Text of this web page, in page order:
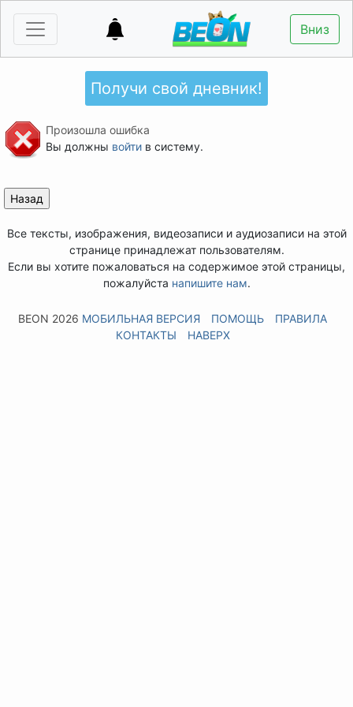
Вниз
Получи свой дневник!
Произошла ошибка
Вы должны войтив систему.
Все тексты, изображения, видеозаписи и аудиозаписи на этой
странице принадлежат пользователям.
Если вы хотите пожаловаться на содержимое этой страницы,
пожалуйста напишите нам.
BEON 2026 МОБИЛЬНАЯ ВЕРСИЯ ПОМОЩЬ
ПРАВИЛА
КОНТАКТЫ
НАВЕРХ